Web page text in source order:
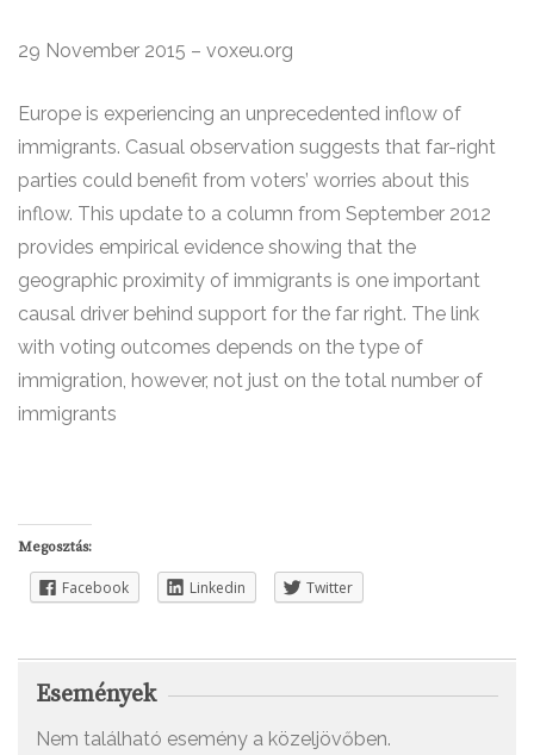
29 November 2015 – voxeu.org
Europe is experiencing an unprecedented inflow of
immigrants. Casual observation suggests that far-right
parties could benefit from voters’ worries about this
inflow. This update to a column from September 2012
provides empirical evidence showing that the
geographic proximity of immigrants is one important
causal driver behind support for the far right. The link
with voting outcomes depends on the type of
immigration, however, not just on the total number of
immigrants
Megosztás:
Facebook Linkedin Twitter
Események
Nem található esemény a közeljövőben.